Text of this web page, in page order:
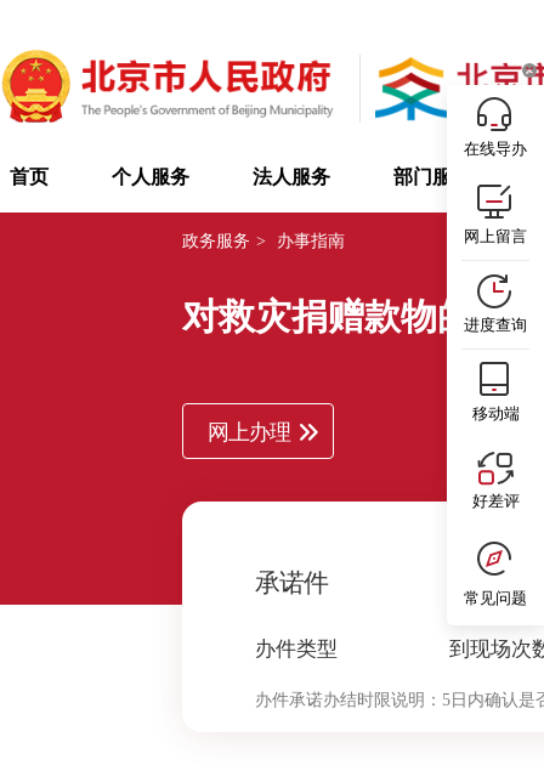
首页 个人服务 法人服务 部门服务
政务服务 > 办事指南
对救灾捐赠款物的调
网上办理
承诺件
办件类型
0
到现场次
办件承诺办结时限说明： 5日内确认是
在线导办
网上留言
进度查询
移动端
好差评
常见问题